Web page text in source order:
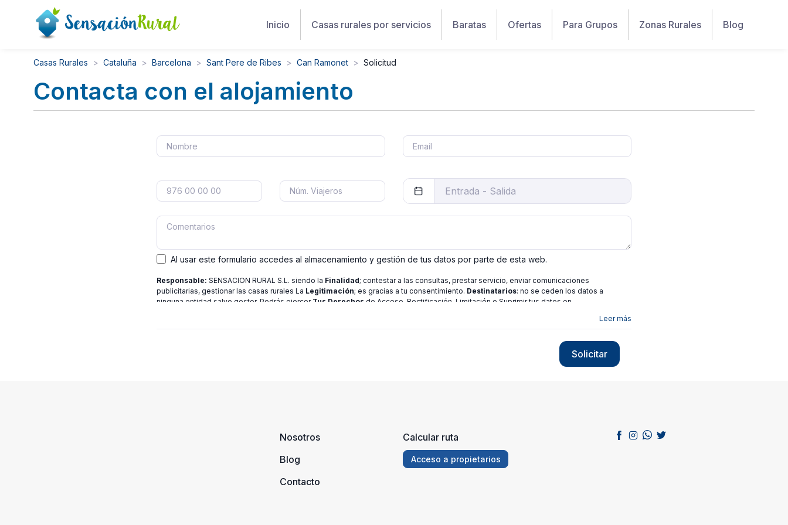
Inicio Casas rurales por servicios Baratas Ofertas Para Grupos Zonas Rurales Blog
Casas Rurales Cataluña Barcelona Sant Pere de Ribes Can Ramonet Solicitud
Contacta con el alojamiento
Al usar este formulario accedes al almacenamiento y gestión de tus datos por parte de esta web.
Responsable: SENSACION RURAL S.L. siendo la Finalidad; contestar a las consultas, prestar servicio, enviar comunicaciones
publicitarias, gestionar las casas rurales La Legitimación; es gracias a tu consentimiento. Destinatarios: no se ceden los datos a
ninguna entidad salvo gestor. Podrás ejercer Tus Derechos de Acceso, Rectificación, Limitación o Suprimir tus datos en
Leer más
Solicitar
Nosotros
Blog
Contacto
Calcular ruta
Acceso a propietarios